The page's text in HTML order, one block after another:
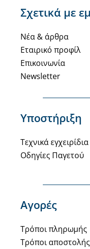
Σχετικά με
Νέα & άρθρα
Εταιρικό προφίλ
Επικοινωνία
Newsletter
Υποστήριξη
Τεχνικά εγχειρίδια
Οδηγίες Παγετού
Αγορές
Τρόποι πληρωμής
Τρόποι αποστολής